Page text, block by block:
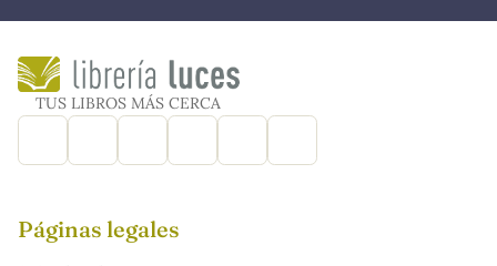
TUS LIBROS MÁS CERCA
Páginas legales